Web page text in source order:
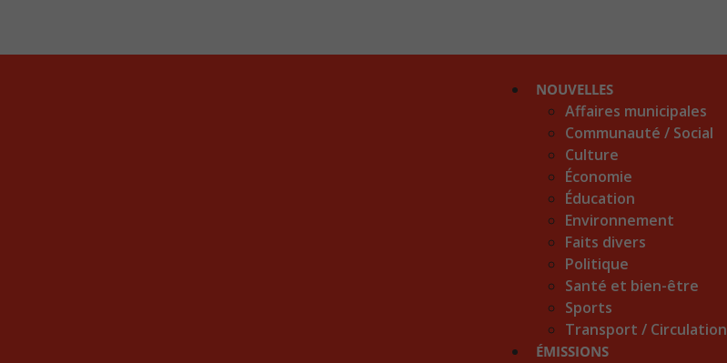
NOUVELLES
Affaires municipales
Communauté / Social
Culture
Économie
Éducation
Environnement
Faits divers
Politique
Santé et bien-être
Sports
Transport / Circulation
ÉMISSIONS